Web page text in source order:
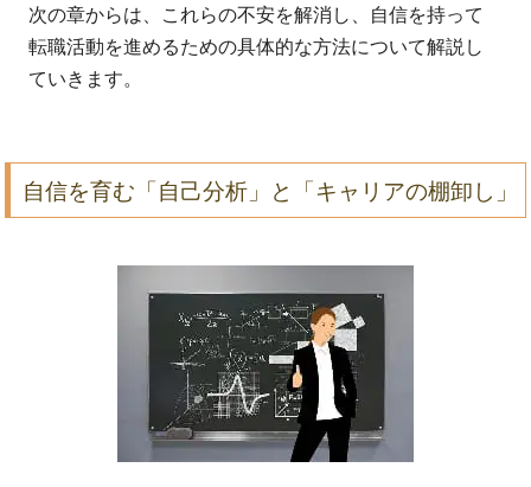
次の章からは、これらの不安を解消し、自信を持って
転職活動を進めるための具体的な方法について解説し
ていきます。
自信を育む「自己分析」と「キャリアの棚卸し」